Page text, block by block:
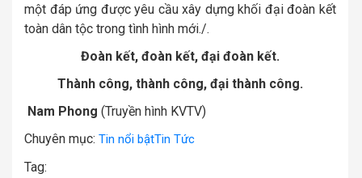
một đáp ứng được yêu cầu xây dựng khối đại đoàn kết
toàn dân tộc trong tình hình mới./.
Đoàn kết, đoàn kết, đại đoàn kết.
Thành công, thành công, đại thành công.
Nam Phong (Truyền hình KVTV)
Chuyên mục: Tin nổi bậtTin Tức
Tag: